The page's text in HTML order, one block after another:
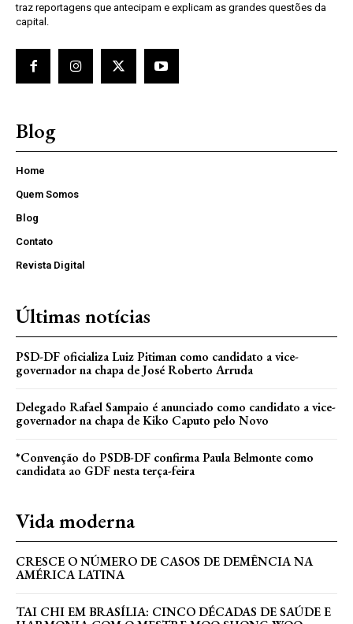
traz reportagens que antecipam e explicam as grandes questões da
capital.
Blog
Home
Quem Somos
Blog
Contato
Revista Digital
Últimas notícias
PSD-DF oficializa Luiz Pitiman como candidato a vice-
governador na chapa de José Roberto Arruda
Delegado Rafael Sampaio é anunciado como candidato a vice-
governador na chapa de Kiko Caputo pelo Novo
*Convenção do PSDB-DF confirma Paula Belmonte como
candidata ao GDF nesta terça-feira
Vida moderna
CRESCE O NÚMERO DE CASOS DE DEMÊNCIA NA
AMÉRICA LATINA
TAI CHI EM BRASÍLIA: CINCO DÉCADAS DE SAÚDE E